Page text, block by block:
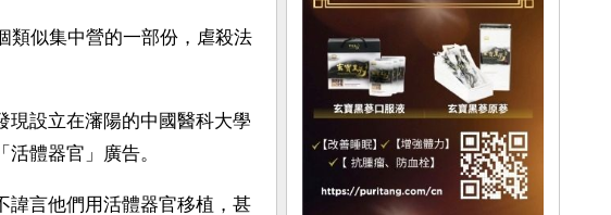
類似集中營的一部份，虐殺法
現設立在瀋陽的中國醫科大學
體器官」廣告。
諱言他們用活體器官移植，甚